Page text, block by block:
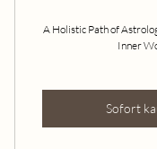
A Holistic Path of
Inner
Sofort